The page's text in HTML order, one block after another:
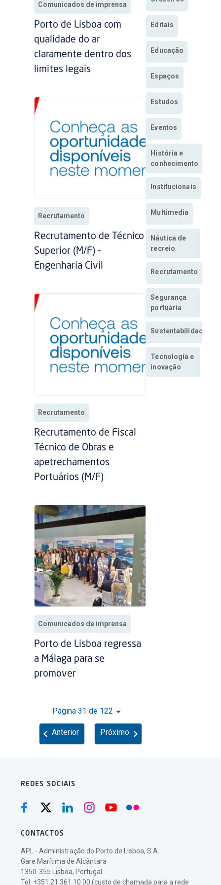
Comunicados de imprensa
Porto de Lisboa com
qualidade do ar
claramente dentro dos
limites legais
Recrutamento
Recrutamento de Técnico
Superior (M/F) -
Engenharia Civil
Recrutamento
Recrutamento de Fiscal
Técnico de Obras e
apetrechamentos
Portuários (M/F)
Comunicados de imprensa
Porto de Lisboa regressa
a Málaga para se
promover
Página 31 de 122
Anterior Próximo
Editais
Educação
Espaços
Estudos
Eventos
História e
conhecimento
Institucionais
Multimedia
Náutica de
recreio
Recrutamento
Segurança
portuária
Sustentabilidade
Tecnologia e
inovação
REDES SOCIAIS
CONTACTOS
APL - Administração do Porto de Lisboa, S.A.
Gare Marítima de Alcântara
1350-355 Lisboa, Portugal
Tel: +351 21 361 10 00 (custo de chamada para a rede